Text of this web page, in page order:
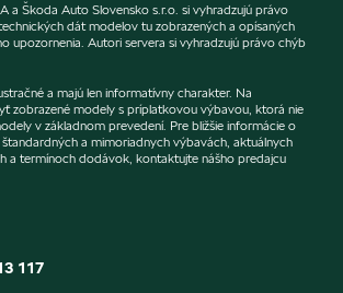
a Škoda Auto Slovensko s.r.o. si vyhradzujú právo
dát modelov tu zobrazených a opísaných
upozornenia. Autori servera si vyhradzujú právo chýb
a majú len informatívny charakter. Na
zobrazené modely s príplatkovou výbavou, ktorá nie
v základnom prevedení. Pre bližšie informácie o
a mimoriadnych výbavách, aktuálnych
a termínoch dodávok, kontaktujte nášho predajcu
117